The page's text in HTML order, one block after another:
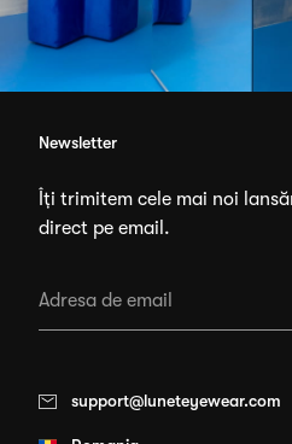
Newsletter
Îți trimitem cele mai noi
direct pe email.
support@luneteyewear.com